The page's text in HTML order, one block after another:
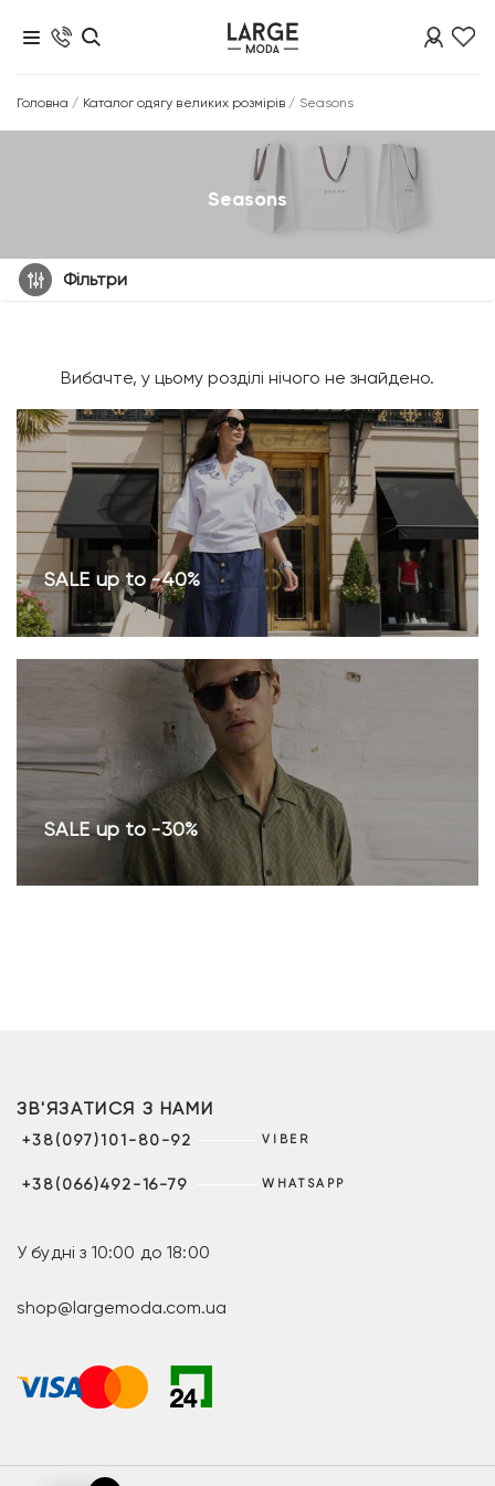
Головна / Каталог одягу великих розмірів / Seasons
Seasons
Фільтри
Вибачте, у цьому розділі нічого не знайдено.
SALE up to -40%
SALE up to -30%
ЗВ'ЯЗАТИСЯ З НАМИ
+38(097)101-80-92 VIBER
+38(066)492-16-79 WHATSAPP
У будні з 10:00 до 18:00
shop@largemoda.com.ua